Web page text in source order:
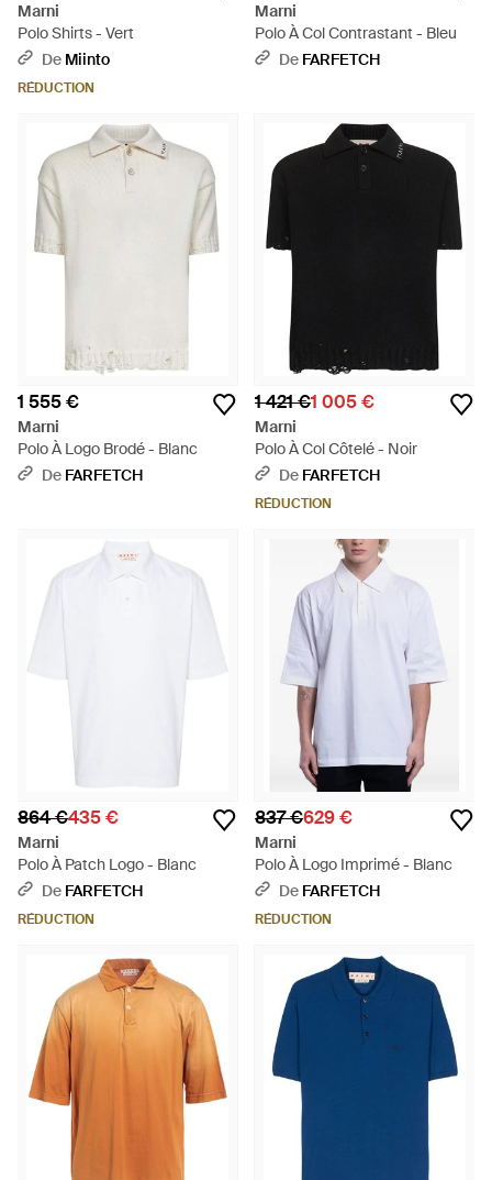
Marni
Polo Shirts - Vert
De Miinto
RÉDUCTION
Marni
Polo À Col Contrastant - Bleu
De FARFETCH
1 555 €
Marni
Polo À Logo Brodé - Blanc
De FARFETCH
1 421 €1 005 €
Marni
Polo À Col Côtelé - Noir
De FARFETCH
RÉDUCTION
864 €435 €
Marni
Polo À Patch Logo - Blanc
De FARFETCH
RÉDUCTION
837 €629 €
Marni
Polo À Logo Imprimé - Blanc
De FARFETCH
RÉDUCTION